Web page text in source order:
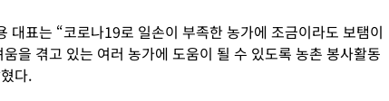
대표는 “코로나19로 일손이 부족한 농가에 조금이라도 보탬이
을 겪고 있는 여러 농가에 도움이 될 수 있도록 농촌 봉사활동
다.